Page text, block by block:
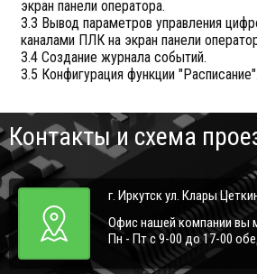
экран панели оператора.
3.3 Вывод параметров управления
каналами ПЛК на экран панели
3.4 Создание журнала событий.
3.5 Конфигурация функции "Расписание".
Контакты и схема
г. Иркутск ул. Клары
Офис нашей компании вы
Пн - Пт с 9-00 до 17-00